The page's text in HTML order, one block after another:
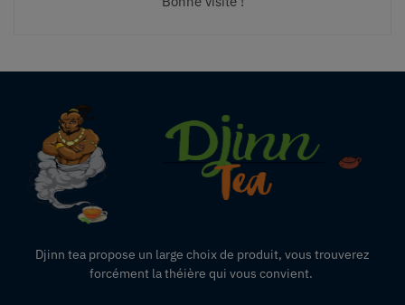
Djinn tea propose un large choix de produit, vous trouverez
forcément la théière qui vous convient.